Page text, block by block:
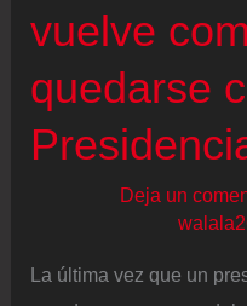
No
me
creo
mejor
que
vuelve
quedarse
Deja un
La última vez que un